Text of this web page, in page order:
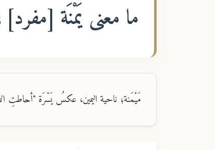
ما معنى يَمْنَة [مفرد]
مَيْمَنة؛ ناحية اليمين، عكسُ يَسْرَة "أحاطتِ